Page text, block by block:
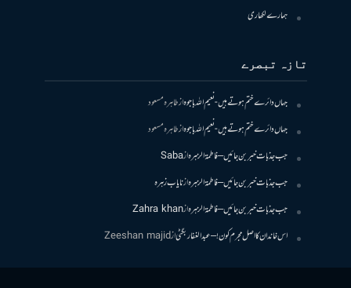
ہمارے لکھاری
تازہ تبصرے
جہاں دائرے ختم ہوتے ہیں- نعیم اللہ باجوہازطاہرہ مسعود
جہاں دائرے ختم ہوتے ہیں- نعیم اللہ باجوہازطاہرہ مسعود
جب جذبات خبر بن جائیں – فاطمۃالزہرہازSaba
جب جذبات خبر بن جائیں – فاطمۃالزہرہازنایاب زہرہ
جب جذبات خبر بن جائیں – فاطمۃالزہرہازZahra khan
اس خاندان کا اصل مجرم کون! – عبدالغفار بگٹیازZeeshan majid